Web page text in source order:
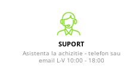
SUPORT
Asistenta la achizitie - telefon sau
email L-V 10:00 - 18:00